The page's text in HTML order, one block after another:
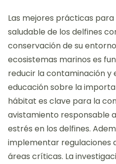
Las mejores prácticas
saludable de los delfines
conservación de su
ecosistemas marinos es
reducir la contaminación y
educación sobre la
hábitat es clave para la
avistamiento responsable
estrés en los delfines.
implementar regulaciones
áreas críticas. La